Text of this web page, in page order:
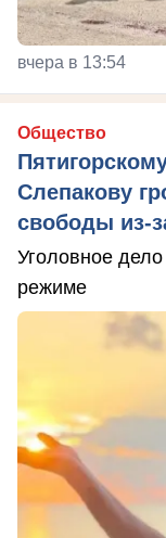
вчера в 13:54
Общество
Слепакову
свободы из-
Уголовное
режиме